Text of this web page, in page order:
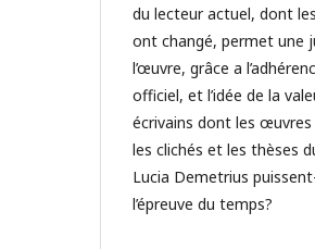
du lecteur actuel, dont
ont changé, permet une
l’œuvre, grâce a
officiel, et l’idée de la
écrivains dont les
les clichés et les thèses
Lucia Demetrius
l’épreuve du temps?